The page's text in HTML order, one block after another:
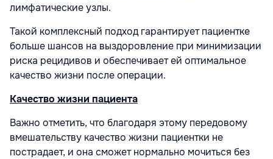
лимфатические узлы.
Такой комплексный подход гарантирует пациентке
больше шансов на выздоровление при минимизации
риска рецидивов и обеспечивает ей оптимальное
качество жизни после операции.
Качество жизни пациента
Важно отметить, что благодаря этому передовому
вмешательству качество жизни пациентки не
пострадает, и она сможет нормально мочиться без